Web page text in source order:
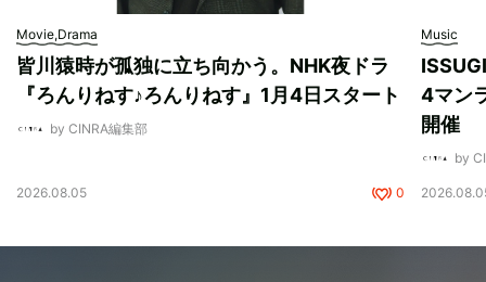
Movie,Drama
皆川猿時が孤独に立ち向かう。NHK夜ドラ
『ろんりねす♪ろんりねす』1月4日スタート
by CINRA編集部
2026.08.05 0
Music
4マン
開催
by